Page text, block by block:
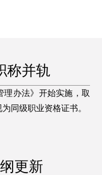
称并轨
理办法》开始实施，取
同级职业资格证书。
更新